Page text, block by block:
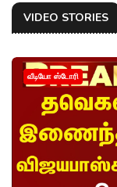
VIDEO STORIES
வீடியோ ஸ்டோரி